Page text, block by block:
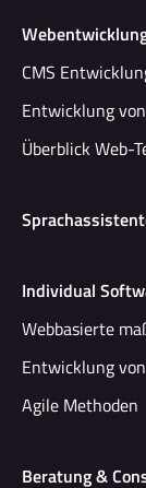
CMS
Entwicklung
Überblick Web-
Individual
Webbasierte
Entwicklung
Agile Methoden
Beratung &